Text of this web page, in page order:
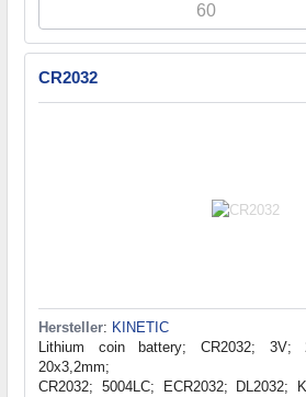
CR2032
Hersteller: KINETIC
Lithium coin battery; CR2032; 3V;
20x3,2mm;
CR2032; 5004LC; ECR2032; DL2032;